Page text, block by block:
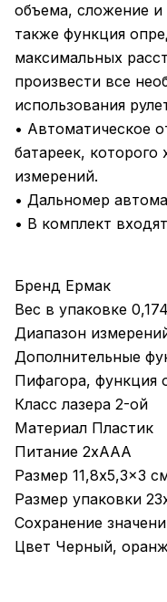
объема, сложение
также функция
максимальных
произвести все
использования
• Автоматическое
батареек,
измерений.
• Дальномер
• В комплект
Бренд Ермак
Вес в упаковке
Диапазон
Дополнительные
Пифагора, функция
Класс лазера 2-ой
Материал Пластик
Питание 2xAAA
Размер 11,8x5,3x3
Размер упаковки
Сохранение
Цвет Черный,